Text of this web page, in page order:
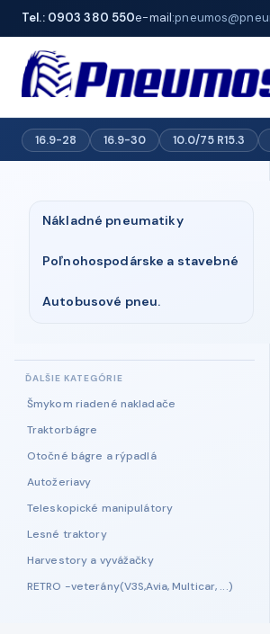
Tel.: 0903 380 550e-mail:
16.9-28 16.9-30 10.0/75 R15.3
Nákladné pneumatiky
Poľnohospodárske a stavebné
Autobusové pneu.
Šmykom riadené nakladače
Traktorbágre
Otočné bágre a rýpadlá
Autožeriavy
Teleskopické manipulátory
Lesné traktory
Harvestory a vyvážačky
RETRO -veterány(V3S,Avia, Multicar, ...)